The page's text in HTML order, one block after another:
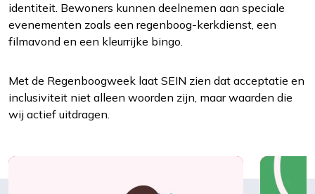
identiteit. Bewoners kunnen deelnemen aan speciale
evenementen zoals een regenboog-kerkdienst, een
filmavond en een kleurrijke bingo.
Met de Regenboogweek laat SEIN zien dat acceptatie en
inclusiviteit niet alleen woorden zijn, maar waarden die
wij actief uitdragen.